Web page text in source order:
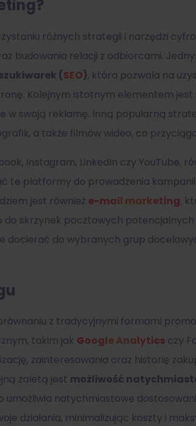
?
różnych strategii i narzędzi
budowania relacji z odbiorcami.
(SEO), która pozwala na
Kolejnym istotnym elementem jest
w swoją reklamę. Inną popularną
a także filmów wideo, co
Instagram, LinkedIn czy
te platformy do prowadzenia
jest również e-mail marketing,
skrzynek pocztowych
do wybranych grup
z tradycyjnymi formami
takim jak Google Analytics czy
zainteresowania oraz historię
zaletą jest możliwość
umożliwia natychmiastowe
działania, minimalizując koszty i